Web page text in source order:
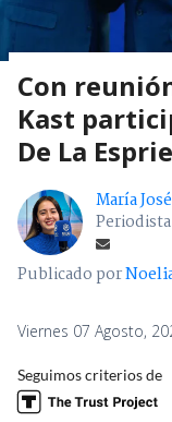
Con
Kast
De La
María
Publicado por
Viernes 07 Agosto,
Seguimos criterios de